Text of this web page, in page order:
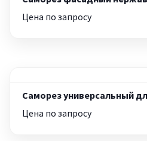
Цена по запросу
Саморез универсальный
Цена по запросу